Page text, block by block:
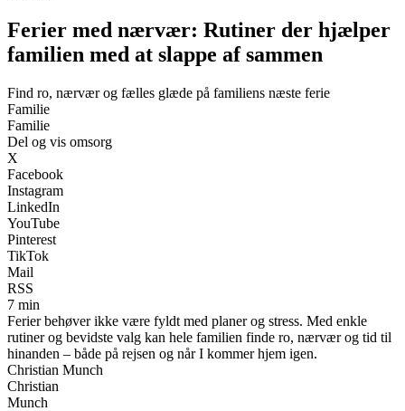
Ferier med nærvær: Rutiner der hjælper
familien med at slappe af sammen
Find ro, nærvær og fælles glæde på familiens næste ferie
Familie
Familie
Del og vis omsorg
X
Facebook
Instagram
LinkedIn
YouTube
Pinterest
TikTok
Mail
RSS
7 min
Ferier behøver ikke være fyldt med planer og stress. Med enkle
rutiner og bevidste valg kan hele familien finde ro, nærvær og tid til
hinanden – både på rejsen og når I kommer hjem igen.
Christian Munch
Christian
Munch